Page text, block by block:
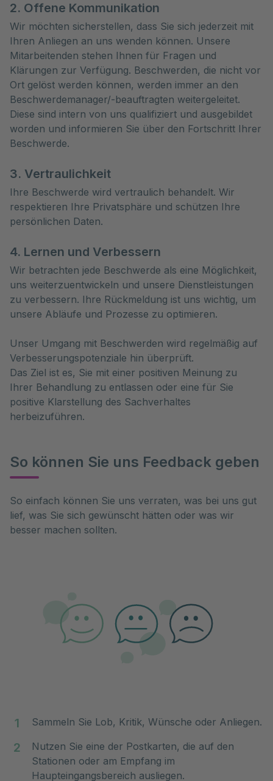
2. Offene Kommunikation
Wir möchten sicherstellen, dass Sie sich jederzeit mit
Ihren Anliegen an uns wenden können. Unsere
Mitarbeitenden stehen Ihnen für Fragen und
Klärungen zur Verfügung. Beschwerden, die nicht vor
Ort gelöst werden können, werden immer an den
Beschwerdemanager/-beauftragten weitergeleitet.
Diese sind intern von uns qualifiziert und ausgebildet
worden und informieren Sie über den Fortschritt Ihrer
Beschwerde.
3. Vertraulichkeit
Ihre Beschwerde wird vertraulich behandelt. Wir
respektieren Ihre Privatsphäre und schützen Ihre
persönlichen Daten.
4. Lernen und Verbessern
Wir betrachten jede Beschwerde als eine Möglichkeit,
uns weiterzuentwickeln und unsere Dienstleistungen
zu verbessern. Ihre Rückmeldung ist uns wichtig, um
unsere Abläufe und Prozesse zu optimieren.
Unser Umgang mit Beschwerden wird regelmäßig auf
Verbesserungspotenziale hin überprüft.
Das Ziel ist es, Sie mit einer positiven Meinung zu
Ihrer Behandlung zu entlassen oder eine für Sie
positive Klarstellung des Sachverhaltes
herbeizuführen.
So können Sie uns Feedback geben
So einfach können Sie uns verraten, was bei uns gut
lief, was Sie sich gewünscht hätten oder was wir
besser machen sollten.
Sammeln Sie Lob, Kritik, Wünsche oder Anliegen.
Nutzen Sie eine der Postkarten, die auf den
Stationen oder am Empfang im
Haupteingangsbereich ausliegen.